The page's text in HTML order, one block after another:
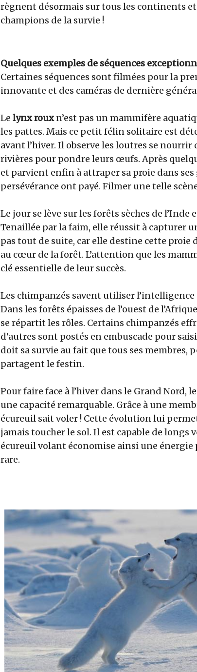
règnent désormais sur tous les continents et
champions de la survie !
Quelques exemples de séquences
Certaines séquences sont filmées pour la
innovante et des caméras de dernière
Le lynx rouxn’est pas un mammifère
les pattes. Mais ce petit félin solitaire est
avant l’hiver. Il observe les loutres se
rivières pour pondre leurs œufs. Après
et parvient enfin à attraper sa proie dans ses
persévérance ont payé. Filmer une telle
Le jour se lève sur les forêts sèches de
Tenaillée par la faim, elle réussit à capturer
pas tout de suite, car elle destine cette proie
au cœur de la forêt. L’attention que les
clé essentielle de leur succès.
Les chimpanzés savent utiliser
Dans les forêts épaisses de l’ouest de
se répartit les rôles. Certains chimpanzés
d’autres sont postés en embuscade pour
doit sa survie au fait que tous ses membres,
partagent le festin.
Pour faire face à l’hiver dans le Grand Nord,
une capacité remarquable. Grâce à une
écureuil sait voler ! Cette évolution lui
jamais toucher le sol. Il est capable de longs
écureuil volant économise ainsi une
rare.